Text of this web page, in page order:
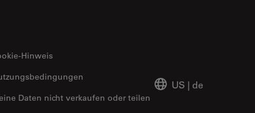
Hinweis
Daten nicht verkaufen oder teilen
US | de